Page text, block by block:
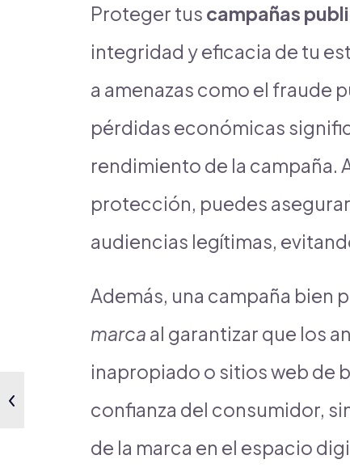
Proteger tus campañas
integridad y eficacia de tu
a amenazas como el fraude
pérdidas económicas
rendimiento de la campaña.
protección, puedes
audiencias legítimas,
Además, una campaña bien
marca al garantizar que los
inapropiado o sitios web de
confianza del consumidor,
de la marca en el espacio